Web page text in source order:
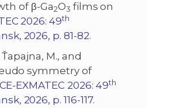
of β-Ga2O3 films on
2026: 49th
2026, p. 81-82.
Ťapajna, M., and
symmetry of
EXMATEC 2026: 49th
2026, p. 116-117.